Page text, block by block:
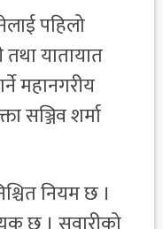
पहिलो
यातायात
महानगरीय
सञ्जिव शर्मा
नियम छ ।